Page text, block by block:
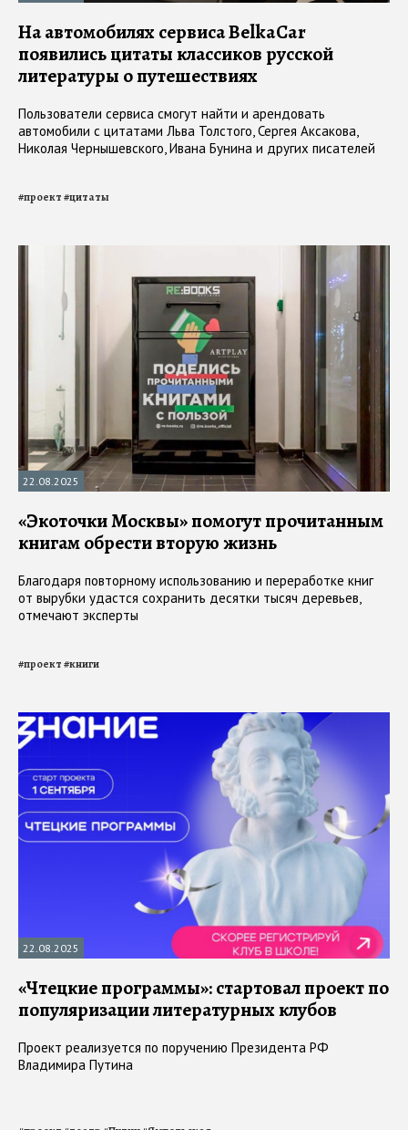
На автомобилях сервиса BelkaCar
появились цитаты классиков русской
литературы о путешествиях
Пользователи сервиса смогут найти и арендовать
автомобили с цитатами Льва Толстого, Сергея Аксакова,
Николая Чернышевского, Ивана Бунина и других писателей
#проект#цитаты
22.08.2025
«Экоточки Москвы» помогут прочитанным
книгам обрести вторую жизнь
Благодаря повторному использованию и переработке книг
от вырубки удастся сохранить десятки тысяч деревьев,
отмечают эксперты
#проект#книги
22.08.2025
«Чтецкие программы»: стартовал проект по
популяризации литературных клубов
Проект реализуется по поручению Президента РФ
Владимира Путина